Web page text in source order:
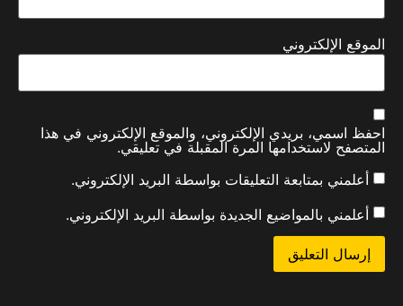
الموقع الإلكتروني
احفظ اسمي، بريدي الإلكتروني، والموقع الإلكتروني في هذا
المتصفح لاستخدامها المرة المقبلة في تعليقي.
أعلمني بمتابعة التعليقات بواسطة البريد الإلكتروني.
أعلمني بالمواضيع الجديدة بواسطة البريد الإلكتروني.